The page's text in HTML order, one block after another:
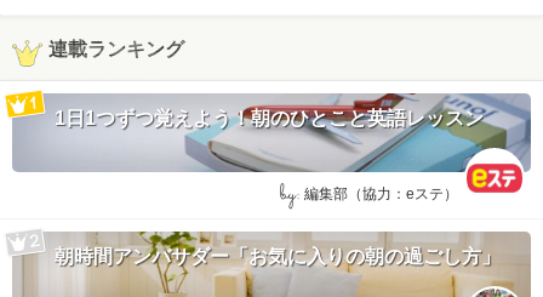
連載ランキング
1日1つずつ覚えよう！朝のひとこと英語レッスン
by: 編集部（協力：eステ）
朝時間アンバサダー「お気に入りの朝の過ごし方」